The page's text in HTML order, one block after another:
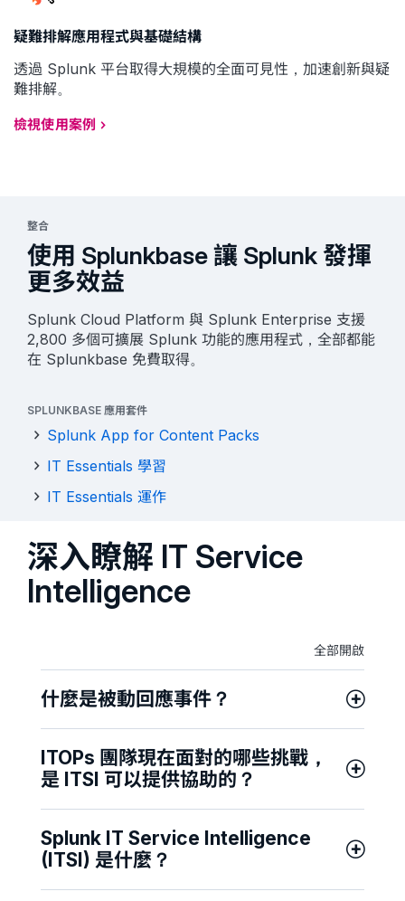
疑難排解應用程式與基礎結構
透過 Splunk 平台取得大規模的全面可見性，加速創新與疑
難排解。
檢視使用案例
整合
使用 Splunkbase 讓 Splunk 發揮
更多效益
Splunk Cloud Platform 與 Splunk Enterprise 支援
2,800 多個可擴展 Splunk 功能的應用程式，全部都能
在 Splunkbase 免費取得。
SPLUNKBASE 應用套件
Splunk App for Content Packs
IT Essentials 學習
IT Essentials 運作
深入瞭解 IT Service
Intelligence
全部開啟
什麼是被動回應事件？
ITOPs 團隊現在面對的哪些挑戰，
是 ITSI 可以提供協助的？
Splunk IT Service Intelligence
(ITSI) 是什麼？